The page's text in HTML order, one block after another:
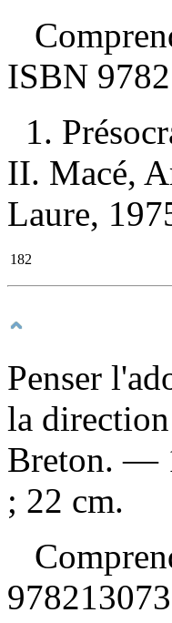
ISBN
1.
II. Macé,
Laure,
182
Penser
la
Breton. —
; 22 cm.